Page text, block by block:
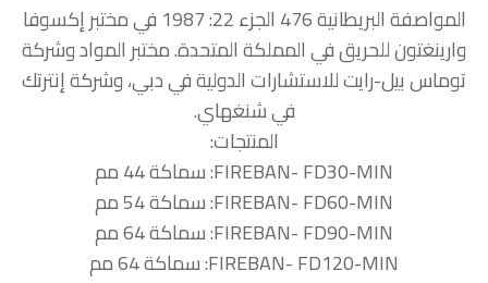
المواصفة البريطانية 476 الجزء 22: 1987 في مختبر إكسوفا
وارينغتون للحريق في المملكة المتحدة. مختبر المواد وشركة
توماس بيل-رايت للاستشارات الدولية في دبي، وشركة إنترتك
في شنغهاي.
المنتجات:
FIREBAN- FD30-MIN: سماكة 44 مم
FIREBAN- FD60-MIN: سماكة 54 مم
FIREBAN- FD90-MIN: سماكة 64 مم
FIREBAN- FD120-MIN: سماكة 64 مم